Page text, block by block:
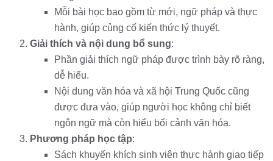
Mỗi bài học bao gồm từ mới, ngữ pháp và thực
hành, giúp củng cố kiến thức lý thuyết.
Giải thích và nội dung bổ sung:
Phần giải thích ngữ pháp được trình bày rõ ràng,
dễ hiểu.
Nội dung văn hóa và xã hội Trung Quốc cũng
được đưa vào, giúp người học không chỉ biết
ngôn ngữ mà còn hiểu bối cảnh văn hóa.
Phương pháp học tập:
Sách khuyến khích sinh viên thực hành giao tiếp